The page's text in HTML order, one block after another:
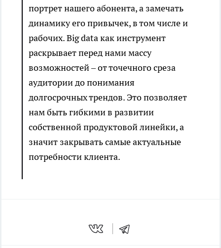
портрет нашего абонента, а замечать
динамику его привычек, в том числе и
рабочих. Big data как инструмент
раскрывает перед нами массу
возможностей – от точечного среза
аудитории до понимания
долгосрочных трендов. Это позволяет
нам быть гибкими в развитии
собственной продуктовой линейки, а
значит закрывать самые актуальные
потребности клиента.